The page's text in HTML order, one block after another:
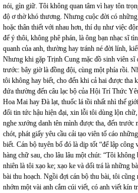
nói, gìn giữ. Tôi không quan tâm vì hay tôn
độ ơ thờ khó thương. Nhưng cuộc đời có
hoặc thân thiết với nhau hơn, thí dụ như việc
để ý thôi, không phê phán, là ông bạn nhạc sĩ
quanh của anh, thường hay tránh né đời lính,
Nhưng khi gặp Trịnh Cung mặc đồ sinh viên sĩ
trước: bây giờ là đồng đội, cùng một phía rồi.
tôi không hay biết, cho đến khi cả hai được tha
đứa thường đến câu lạc bộ của Hội Trí Thức
Hoa Mai hay Đà lạt, thuốc lá tồi nhất nhì thế
đổi tin tức hậu hiện đại, xin lỗi tôi dùng lộn
nghe xướng danh tên mình được tha, đến
chót, phát giấy yêu cầu cải tạo viên tố cáo
biết. Cán bộ tuyên bố đó là dịp tốt “để lập
hàng chữ sau, cho lâu lâu một chút: “Tôi không
nhiên là tôi xạo ke; xạo ke và dối trá là những
bài thu hoạch. Ngồi đợi cán bộ thu bài, tôi
nhớm một vài anh cắm cúi viết, có anh viết kín